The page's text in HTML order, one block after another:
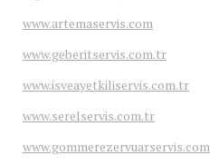
www.artemaservis.com
www.geberitservis.com.tr
www.isveayetkiliservis.com.tr
www.serelservis.com.tr
www.gommerezervuarservis.com